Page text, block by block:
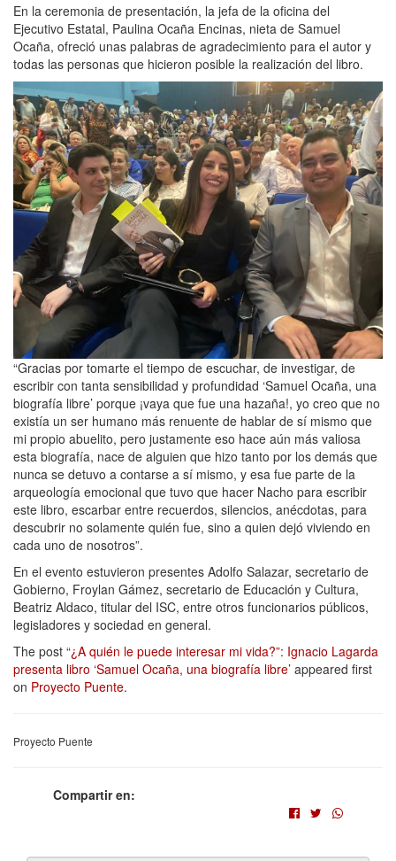
En la ceremonia de presentación, la jefa de la oficina del
Ejecutivo Estatal, Paulina Ocaña Encinas, nieta de Samuel
Ocaña, ofreció unas palabras de agradecimiento para el autor y
todas las personas que hicieron posible la realización del libro.
“Gracias por tomarte el tiempo de escuchar, de investigar, de
escribir con tanta sensibilidad y profundidad ‘Samuel Ocaña, una
biografía libre’ porque ¡vaya que fue una hazaña!, yo creo que no
existía un ser humano más renuente de hablar de sí mismo que
mi propio abuelito, pero justamente eso hace aún más valiosa
esta biografía, nace de alguien que hizo tanto por los demás que
nunca se detuvo a contarse a sí mismo, y esa fue parte de la
arqueología emocional que tuvo que hacer Nacho para escribir
este libro, escarbar entre recuerdos, silencios, anécdotas, para
descubrir no solamente quién fue, sino a quien dejó viviendo en
cada uno de nosotros”.
En el evento estuvieron presentes Adolfo Salazar, secretario de
Gobierno, Froylan Gámez, secretario de Educación y Cultura,
Beatriz Aldaco, titular del ISC, entre otros funcionarios públicos,
legisladores y sociedad en general.
The post “¿A quién le puede interesar mi vida?”: Ignacio Lagarda
presenta libro ‘Samuel Ocaña, una biografía libre’ appeared first
on Proyecto Puente.
Proyecto Puente
Compartir en: